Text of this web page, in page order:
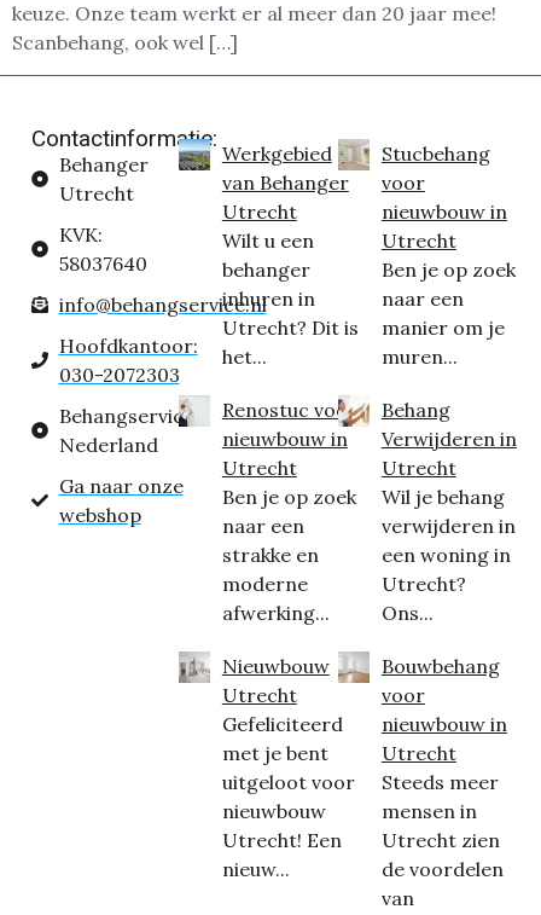
keuze. Onze team werkt er al meer dan 20 jaar mee!
Scanbehang, ook wel […]
Contactinformatie:
Behanger
Utrecht
KVK:
58037640
info@behangservice.nl
Hoofdkantoor:
030-2072303
Behangservice
Nederland
Ga naar onze
webshop
Werkgebied
van Behanger
Utrecht
Wilt u een
behanger
inhuren in
Utrecht? Dit is
het...
Renostuc voor
nieuwbouw in
Utrecht
Ben je op zoek
naar een
strakke en
moderne
afwerking...
Nieuwbouw
Utrecht
Gefeliciteerd
met je bent
uitgeloot voor
nieuwbouw
Utrecht! Een
nieuw...
Stucbehang
voor
nieuwbouw in
Utrecht
Ben je op zoek
naar een
manier om je
muren...
Behang
Verwijderen in
Utrecht
Wil je behang
verwijderen in
een woning in
Utrecht?
Ons...
Bouwbehang
voor
nieuwbouw in
Utrecht
Steeds meer
mensen in
Utrecht zien
de voordelen
van